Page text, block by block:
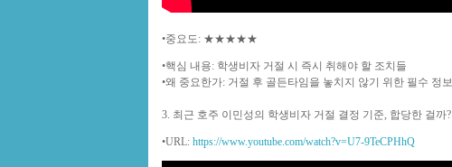
•중요도 : ★★★★★
•핵심 내용: 학생비자 거절 시 즉시 취해야 할 조치들
•왜 중요한가: 거절 후 골든타임을 놓치지 않기 위한 필수 정보
3. 최근 호주 이민성의 학생비자 거절 결정 기준, 합당한 걸까?
•URL: https://www.youtube.com/watch?v=U7-9TeCPHhQ